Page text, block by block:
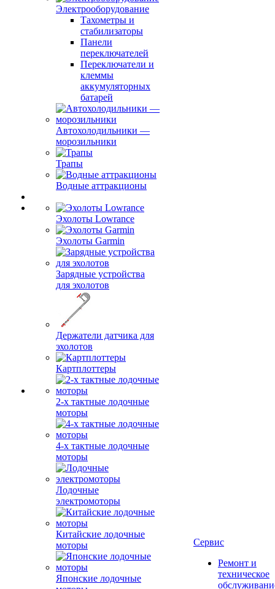
Электрооборудование
Тахометры и
стабилизаторы
Панели
переключателей
Переключатели и
клеммы
аккумуляторных
батарей
Автохолодильники —
морозильники
Трапы
Водные аттракционы
Эхолоты Lowrance
Эхолоты Garmin
Зарядные устройства
для эхолотов
Держатели датчика для
эхолотов
Картплоттеры
2-х тактные лодочные
моторы
4-х тактные лодочные
моторы
Лодочные
электромоторы
Китайские лодочные
моторы
Японские лодочные
Сервис
Ремонт и
техническое